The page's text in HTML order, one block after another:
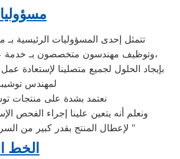
تتمثل إحدى المسؤوليات الرئيسية
وتوظيف مهندسون متخصصون بـ خدمة عملاء توشيبا للرد علي إستفسارات العملاء في الوقت المحدد،
بإيجاد الحلول لجميع متصلينا لإستعادة
لمهندس
: نعتمد بشدة على منتجات
. ونعلم أنه يتعين علينا إجراء الفحص
” لإعطال المنتج بقدر كبير من السرعة “سرعة صيانة توشيبا المعروفة عن الرقم الموحد “
الخط